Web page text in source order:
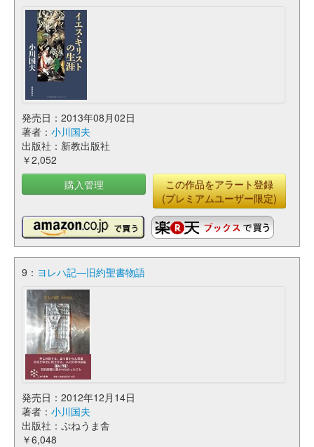
発売日：2013年08月02日
著者： 小川国夫
出版社：新教出版社
￥2,052
購入管理
この作品をアラート登録
(プレミアムユーザー限定)
9： ヨレハ記―旧約聖書物語
発売日：2012年12月14日
著者： 小川国夫
出版社：ぷねうま舎
￥6,048